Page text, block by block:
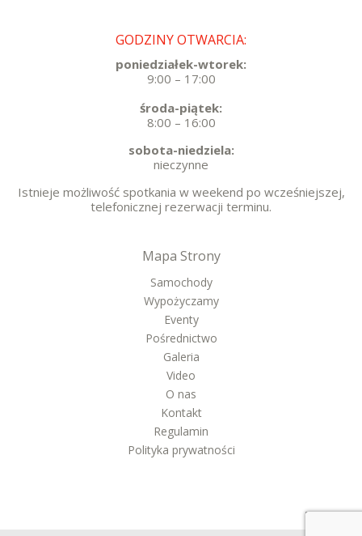
GODZINY OTWARCIA:
poniedziałek-wtorek:
9:00 – 17:00
środa-piątek:
8:00 – 16:00
sobota-niedziela:
nieczynne
Istnieje możliwość spotkania w weekend po wcześniejszej,
telefonicznej rezerwacji terminu.
Mapa Strony
Samochody
Wypożyczamy
Eventy
Pośrednictwo
Galeria
Video
O nas
Kontakt
Regulamin
Polityka prywatności